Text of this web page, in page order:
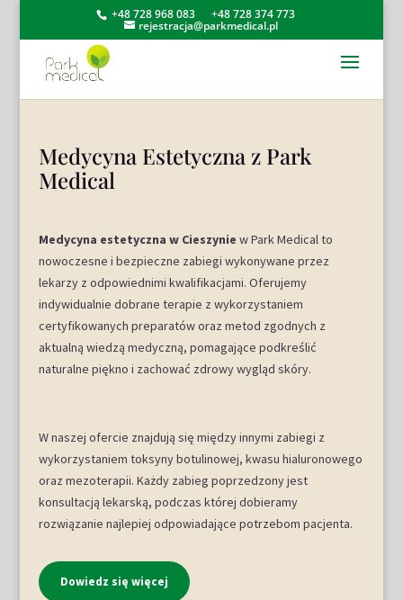
+48 728 968 083 +48 728 374 773
rejestracja@parkmedical.pl
Medycyna Estetyczna z Park
Medical
Medycyna estetyczna w Cieszynie w Park Medical to
nowoczesne i bezpieczne zabiegi wykonywane przez
lekarzy z odpowiednimi kwalifikacjami. Oferujemy
indywidualnie dobrane terapie z wykorzystaniem
certyfikowanych preparatów oraz metod zgodnych z
aktualną wiedzą medyczną, pomagające podkreślić
naturalne piękno i zachować zdrowy wygląd skóry.
W naszej ofercie znajdują się między innymi zabiegi z
wykorzystaniem toksyny botulinowej, kwasu hialuronowego
oraz mezoterapii. Każdy zabieg poprzedzony jest
konsultacją lekarską, podczas której dobieramy
rozwiązanie najlepiej odpowiadające potrzebom pacjenta.
Dowiedz się więcej